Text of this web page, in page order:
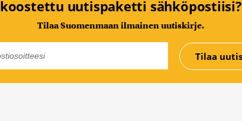
koostettu uutispaketti sähköpostiisi?
Tilaa Suomenmaan ilmainen uutiskirje.